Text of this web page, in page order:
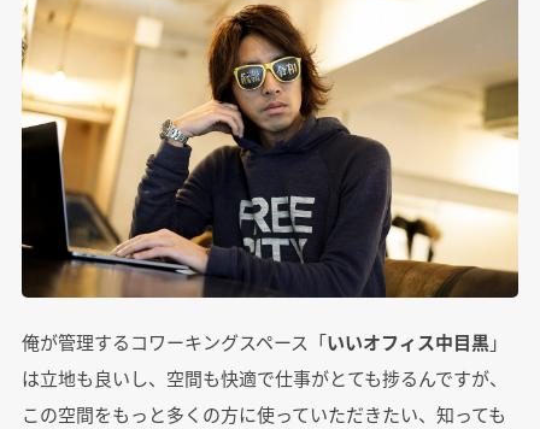
俺が管理するコワーキングスペース「いいオフィス中目黒」
は立地も良いし、空間も快適で仕事がとても捗るんですが、
この空間をもっと多くの方に使っていただきたい、知っても